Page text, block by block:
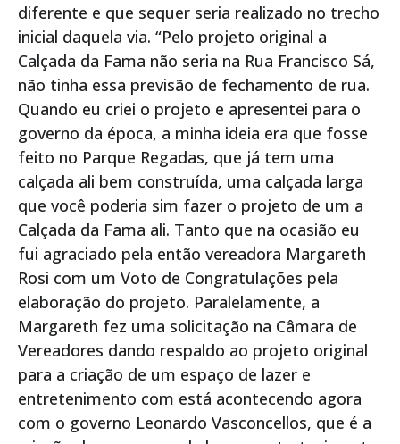
diferente e que sequer seria realizado no trecho
inicial daquela via. “Pelo projeto original a
Calçada da Fama não seria na Rua Francisco Sá,
não tinha essa previsão de fechamento de rua.
Quando eu criei o projeto e apresentei para o
governo da época, a minha ideia era que fosse
feito no Parque Regadas, que já tem uma
calçada ali bem construída, uma calçada larga
que você poderia sim fazer o projeto de um a
Calçada da Fama ali. Tanto que na ocasião eu
fui agraciado pela então vereadora Margareth
Rosi com um Voto de Congratulações pela
elaboração do projeto. Paralelamente, a
Margareth fez uma solicitação na Câmara de
Vereadores dando respaldo ao projeto original
para a criação de um espaço de lazer e
entretenimento com está acontecendo agora
com o governo Leonardo Vasconcellos, que é a